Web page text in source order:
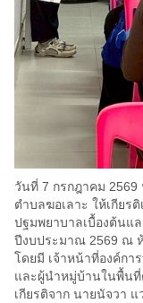
วันที่ 7 กรกฎาคม
ตำบลฆอเลาะ ให้เกียร
ปฐมพยาบาลเบื้องต้นแ
ปีงบประมาณ 2569 ณ
โดยมี เจ้าหน้าที่องค์กา
และผู้นำหมู่บ้านในพื้นที่
เกียรติจาก นายนัจวา